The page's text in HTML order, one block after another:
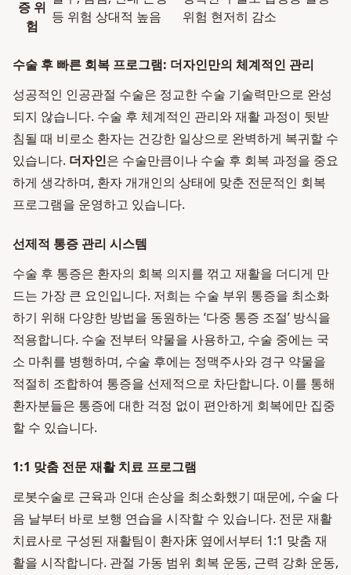
증 위
험
등 위험 상대적 높음
위험 현저히 감소
수술 후 빠른 회복 프로그램: 더자인만의 체계적인 관리
성공적인 인공관절 수술은 정교한 수술 기술력만으로 완성
되지 않습니다. 수술 후 체계적인 관리와 재활 과정이 뒷받
침될 때 비로소 환자는 건강한 일상으로 완벽하게 복귀할 수
있습니다. 더자인은 수술만큼이나 수술 후 회복 과정을 중요
하게 생각하며, 환자 개개인의 상태에 맞춘 전문적인 회복
프로그램을 운영하고 있습니다.
선제적 통증 관리 시스템
수술 후 통증은 환자의 회복 의지를 꺾고 재활을 더디게 만
드는 가장 큰 요인입니다. 저희는 수술 부위 통증을 최소화
하기 위해 다양한 방법을 동원하는 ‘다중 통증 조절’ 방식을
적용합니다. 수술 전부터 약물을 사용하고, 수술 중에는 국
소 마취를 병행하며, 수술 후에는 정맥주사와 경구 약물을
적절히 조합하여 통증을 선제적으로 차단합니다. 이를 통해
환자분들은 통증에 대한 걱정 없이 편안하게 회복에만 집중
할 수 있습니다.
1:1 맞춤 전문 재활 치료 프로그램
로봇수술로 근육과 인대 손상을 최소화했기 때문에, 수술 다
음 날부터 바로 보행 연습을 시작할 수 있습니다. 전문 재활
치료사로 구성된 재활팀이 환자床 옆에서부터 1:1 맞춤 재
활을 시작합니다. 관절 가동 범위 회복 운동, 근력 강화 운동,